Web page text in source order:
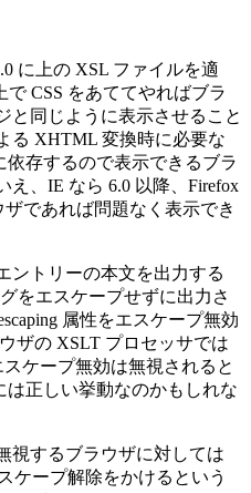
に上の XSL ファイルを適
CSS をあててやればブラ
と同じように表示させること
る XHTML 変換時に必要な
存するので表示できるブラ
え、IE なら 6.0 以降、Firefox
ザであれば問題なく表示でき
ントリーの本文を出力する
をエスケープせずに出力さ
属性をエスケープ無効
ザの XSLT プロセッサでは
ケープ無効は無視されると
正しい挙動なのかもしれな
視するブラウザに対しては
ケープ解除をかけるという